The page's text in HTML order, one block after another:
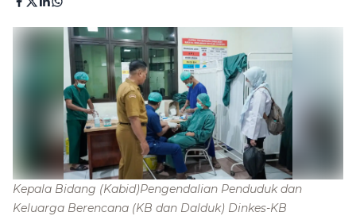
Kepala Bidang (Kabid)Pengendalian Penduduk dan
Keluarga Berencana (KB dan Dalduk) Dinkes-KB